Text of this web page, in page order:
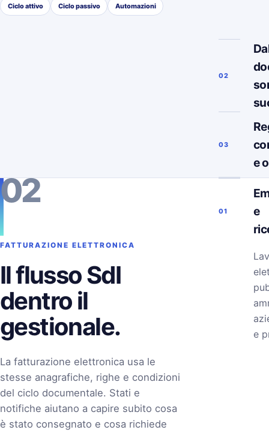
Ciclo attivo Ciclo passivo Automazioni
02
03
e
02
FATTURAZIONE ELETTRONICA
Il flusso SdI
dentro il
gestionale.
La fatturazione elettronica usa le
stesse anagrafiche, righe e condizioni
del ciclo documentale. Stati e
notifiche aiutano a capire subito cosa
è stato consegnato e cosa richiede
01
e
e